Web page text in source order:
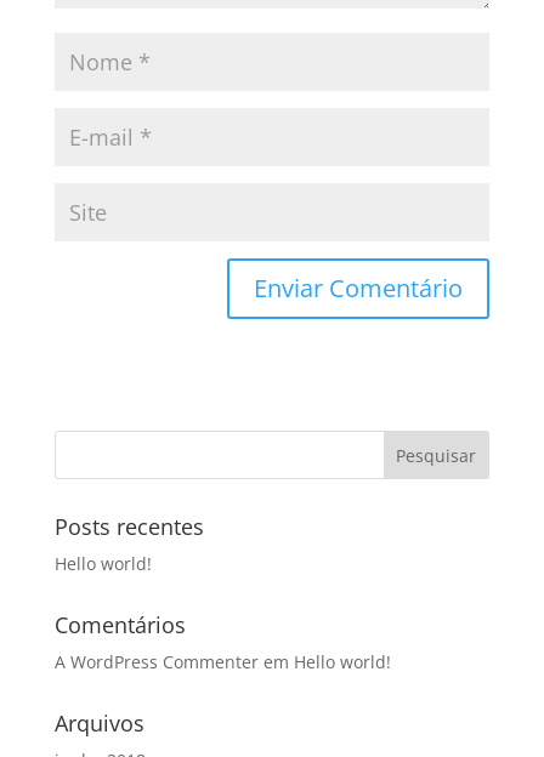
Posts recentes
Hello world!
Comentários
A WordPress Commenterem Hello world!
Arquivos